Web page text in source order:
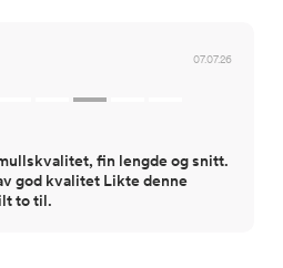
07.07.26
fin lengde og snitt.
god kvalitet Likte denne
to til.